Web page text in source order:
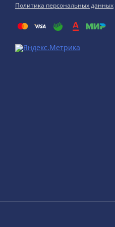
Политика персональных данных